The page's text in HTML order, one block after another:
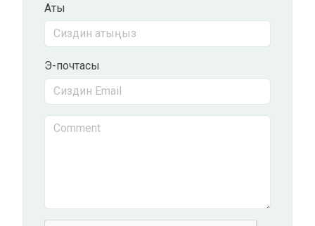
Аты
Э-почтасы